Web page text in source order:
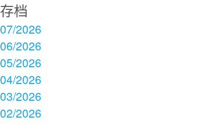
存档
07/2026
06/2026
05/2026
04/2026
03/2026
02/2026